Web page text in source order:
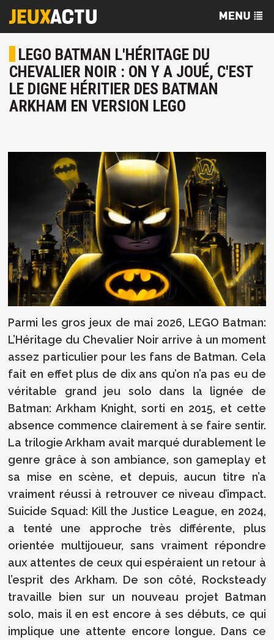
LEGO BATMAN L'HÉRITAGE DU
CHEVALIER NOIR : ON Y A JOUÉ, C'EST
LE DIGNE HÉRITIER DES BATMAN
ARKHAM EN VERSION LEGO
Parmi les gros jeux de mai 2026, LEGO Batman:
L’Héritage du Chevalier Noir arrive à un moment
assez particulier pour les fans de Batman. Cela
fait en effet plus de dix ans qu’on n’a pas eu de
véritable grand jeu solo dans la lignée de
Batman: Arkham Knight, sorti en 2015, et cette
absence commence clairement à se faire sentir.
La trilogie Arkham avait marqué durablement le
genre grâce à son ambiance, son gameplay et
sa mise en scène, et depuis, aucun titre n’a
vraiment réussi à retrouver ce niveau d’impact.
Suicide Squad: Kill the Justice League, en 2024,
a tenté une approche très différente, plus
orientée multijoueur, sans vraiment répondre
aux attentes de ceux qui espéraient un retour à
l’esprit des Arkham. De son côté, Rocksteady
travaille bien sur un nouveau projet Batman
solo, mais il en est encore à ses débuts, ce qui
implique une attente encore longue. Dans ce